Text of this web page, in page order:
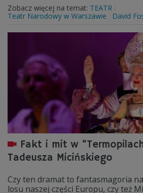
Zobacz więcej na temat: TEATR
Teatr Narodowy w Warszawie
David
Fakt i mit w
Tadeusza Micińskiego
Czy ten dramat to fantasmagoria
losu naszej części Europu, czy też